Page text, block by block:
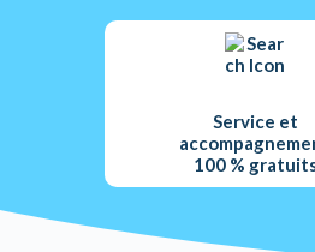
Service et
100 %